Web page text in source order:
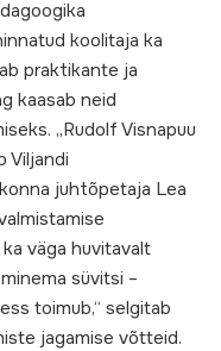
koolitaja ka
praktikante ja
kaasab neid
„Rudolf Visnapuu
Viljandi
juhtõpetaja Lea
väga huvitavalt
süvitsi –
toimub,“ selgitab
jagamise võtteid.